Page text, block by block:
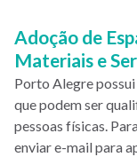
Adoção de
Materiais e
Porto Alegre
que podem ser
pessoas físicas.
enviar e-mail para